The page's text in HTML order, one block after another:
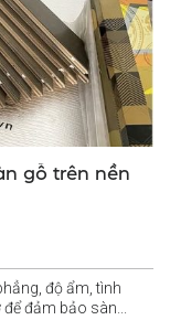
gỗ trên nền
độ ẩm, tình
đảm bảo sàn...